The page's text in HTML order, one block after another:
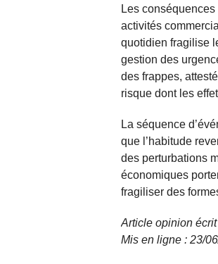
Les
activités
quotidien fragilise
gestion des
des frappes,
risque dont les
La séquence
que l’habitude
des perturbations
économiques
fragiliser des
Article opinion
Mis en ligne : 23/